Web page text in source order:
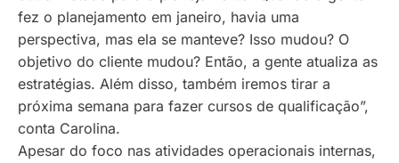
fez o planejamento em janeiro, havia uma
perspectiva, mas ela se manteve? Isso mudou? O
objetivo do cliente mudou? Então, a gente atualiza as
estratégias. Além disso, também iremos tirar a
próxima semana para fazer cursos de qualificação”,
conta Carolina.
Apesar do foco nas atividades operacionais internas,